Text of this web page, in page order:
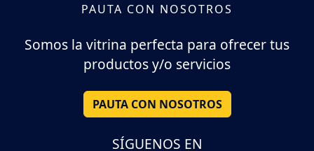
PAUTA CON NOSOTROS
Somos la vitrina perfecta para ofrecer tus
productos y/o servicios
PAUTA CON NOSOTROS
SÍGUENOS EN